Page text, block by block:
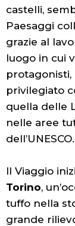
castelli,
Paesaggi
grazie al
luogo in cui
privilegiato
quella delle
nelle aree
dell’UNESCO.
Il Viaggio
Torino,
tuffo nella
grande